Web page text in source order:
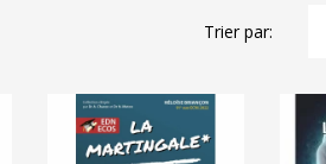
Trier par: